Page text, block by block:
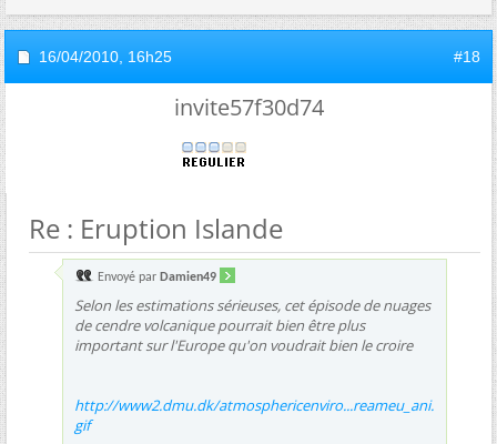
16/04/2010, 16h25 #18
invite57f30d74
Re : Eruption Islande
Envoyé par Damien49
Selon les estimations sérieuses, cet épisode de nuages
de cendre volcanique pourrait bien être plus
important sur l'Europe qu'on voudrait bien le croire
http://www2.dmu.dk/atmosphericenviro...reameu_ani.
gif